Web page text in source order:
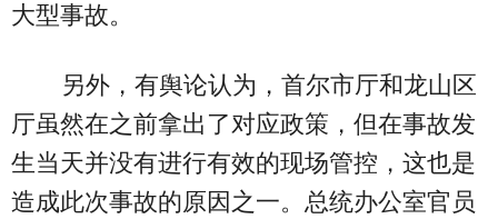
大型事故。
另外，有舆论认为，首尔市厅和龙山区
厅虽然在之前拿出了对应政策，但在事故发
生当天并没有进行有效的现场管控，这也是
造成此次事故的原因之一。总统办公室官员